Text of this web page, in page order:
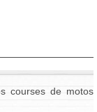
courses de motos